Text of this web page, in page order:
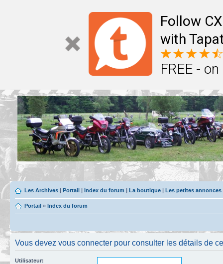
Follow
with
FREE -
Les Archives | Portail | Index du forum | La boutique | Les petites
Portail » Index du forum
Vous devez vous connecter pour consulter les détails de
Utilisateur: